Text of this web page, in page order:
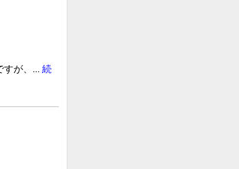
すが、... 続